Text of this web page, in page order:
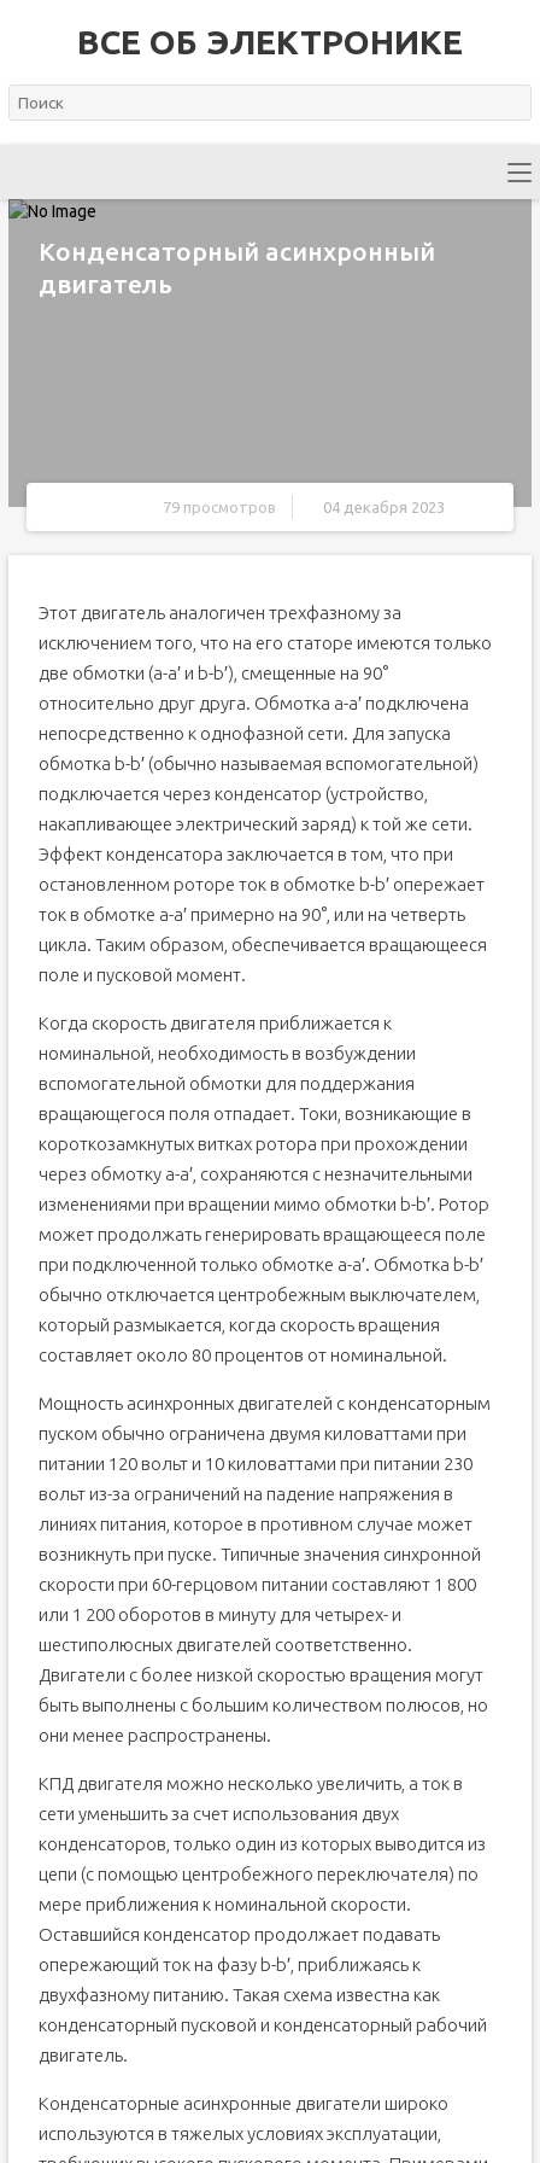
ВСЕ ОБ ЭЛЕКТРОНИКЕ
Конденсаторный асинхронный
двигатель
79 просмотров 04 декабря 2023
Этот двигатель аналогичен трехфазному за
исключением того, что на его статоре имеются только
две обмотки (a-a′ и b-b′), смещенные на 90°
относительно друг друга. Обмотка a-a′ подключена
непосредственно к однофазной сети. Для запуска
обмотка b-b′ (обычно называемая вспомогательной)
подключается через конденсатор (устройство,
накапливающее электрический заряд) к той же сети.
Эффект конденсатора заключается в том, что при
остановленном роторе ток в обмотке b-b′ опережает
ток в обмотке a-a′ примерно на 90°, или на четверть
цикла. Таким образом, обеспечивается вращающееся
поле и пусковой момент.
Когда скорость двигателя приближается к
номинальной, необходимость в возбуждении
вспомогательной обмотки для поддержания
вращающегося поля отпадает. Токи, возникающие в
короткозамкнутых витках ротора при прохождении
через обмотку a-a′, сохраняются с незначительными
изменениями при вращении мимо обмотки b-b′. Ротор
может продолжать генерировать вращающееся поле
при подключенной только обмотке a-a′. Обмотка b-b′
обычно отключается центробежным выключателем,
который размыкается, когда скорость вращения
составляет около 80 процентов от номинальной.
Мощность асинхронных двигателей с конденсаторным
пуском обычно ограничена двумя киловаттами при
питании 120 вольт и 10 киловаттами при питании 230
вольт из-за ограничений на падение напряжения в
линиях питания, которое в противном случае может
возникнуть при пуске. Типичные значения синхронной
скорости при 60-герцовом питании составляют 1 800
или 1 200 оборотов в минуту для четырех- и
шестиполюсных двигателей соответственно.
Двигатели с более низкой скоростью вращения могут
быть выполнены с большим количеством полюсов, но
они менее распространены.
КПД двигателя можно несколько увеличить, а ток в
сети уменьшить за счет использования двух
конденсаторов, только один из которых выводится из
цепи (с помощью центробежного переключателя) по
мере приближения к номинальной скорости.
Оставшийся конденсатор продолжает подавать
опережающий ток на фазу b-b′, приближаясь к
двухфазному питанию. Такая схема известна как
конденсаторный пусковой и конденсаторный рабочий
двигатель.
Конденсаторные асинхронные двигатели широко
используются в тяжелых условиях эксплуатации,